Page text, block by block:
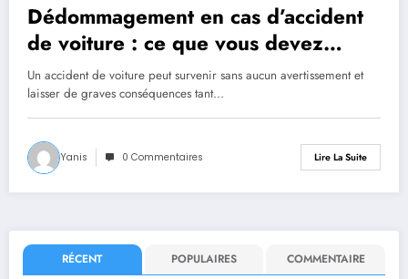
Dédommagement en cas d’accident
de voiture : ce que vous devez
savoir
Un accident de voiture peut survenir sans aucun avertissement et
laisser de graves conséquences tant…
Yanis 0 Commentaires Lire La Suite
RÉCENT POPULAIRES COMMENTAIRE